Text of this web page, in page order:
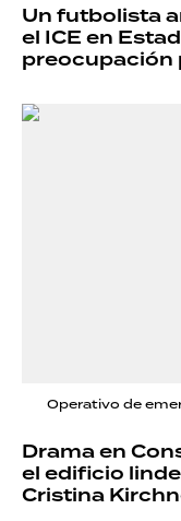
Un futbolista
el ICE en
preocupación
Operativo de
Drama en
el edificio
Cristina